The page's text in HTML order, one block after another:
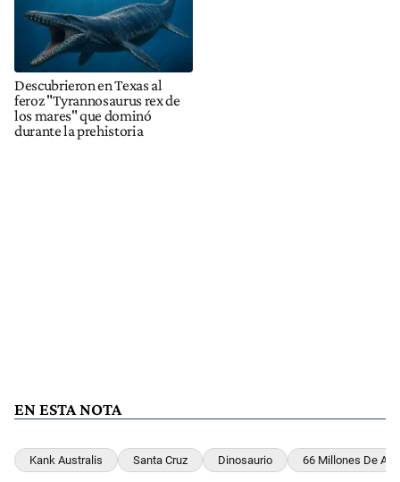
Descubrieron en Texas al
feroz "Tyrannosaurus rex de
los mares" que dominó
durante la prehistoria
EN ESTA NOTA
Kank Australis Santa Cruz Dinosaurio 66 Millones De